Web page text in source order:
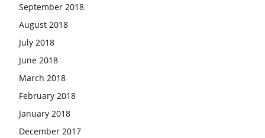
September 2018
August 2018
July 2018
June 2018
March 2018
February 2018
January 2018
December 2017